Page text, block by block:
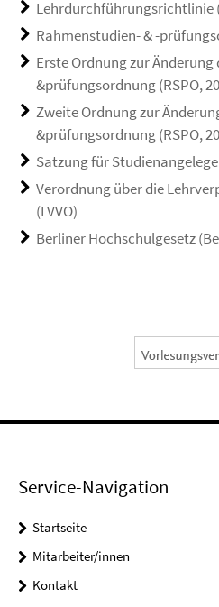
Lehrdurchführungsrichtlinie
Rahmenstudien- & -
Erste Ordnung zur
&prüfungsordnung (RSPO,
Zweite Ordnung zur
&prüfungsordnung (RSPO,
Satzung für
Verordnung über die
(LVVO)
Berliner Hochschulgesetz
Service-Navigation
Startseite
Mitarbeiter/innen
Kontakt